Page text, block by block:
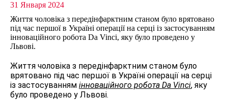
31 Января 2024
Життя чоловіка з передінфарктним станом було врятовано
під час першої в Україні операції на серці із застосуванням
інноваційного робота Da Vinci, яку було проведено у
Львові.
Життя чоловіка з передінфарктним станом було
врятовано під час першої в Україні операції на серці
із застосуванням інноваційного робота Da Vinci, яку
було проведено у Львові.